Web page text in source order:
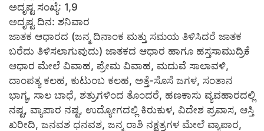
ಅದೃಷ್ಟ ಸಂಖ್ಯೆ: 1,9
ಅದೃಷ್ಟ ದಿನ: ಶನಿವಾರ
ಜಾತಕ ಆಧಾರದ (ಜನ್ಮ ದಿನಾಂಕ ಮತ್ತು ಸಮಯ ತಿಳಿಸಿದರೆ ಜಾತಕ
ಬರೆದು ತಿಳಿಸಲಾಗುವುದು) ಜಾತಕದ ಆಧಾರ ಹಾಗೂ ಹಸ್ತಸಾಮುದ್ರಿಕೆ
ಆಧಾರ ಮೇಲೆ ವಿವಾಹ, ಪ್ರೇಮ ವಿವಾಹ, ಮದುವೆ ಸಾಲಾವಳಿ,
ದಾಂಪತ್ಯ ಕಲಹ, ಕುಟುಂಬ ಕಲಹ, ಅತ್ತೆ-ಸೊಸೆ ಜಗಳ, ಸಂತಾನ
ಭಾಗ್ಯ, ಸಾಲ ಬಾಧೆ, ಶತ್ರುಗಳಿಂದ ತೊಂದರೆ, ಹಣಕಾಸು ವ್ಯವಹಾರದಲ್ಲಿ
ನಷ್ಟ, ವ್ಯಾಪಾರ ನಷ್ಟ, ಉದ್ಯೋಗದಲ್ಲಿ ಕಿರುಕುಳ, ವಿದೇಶ ಪ್ರವಾಸ, ಆಸ್ತಿ
ಖರೀದಿ, ಜನವಶ ಧನವಶ, ಜನ್ಮ ರಾಶಿ ನಕ್ಷತ್ರಗಳ ಮೇಲೆ ವ್ಯಾಪಾರ,